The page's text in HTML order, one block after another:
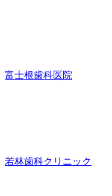
富士根歯科医院
若林歯科クリニック